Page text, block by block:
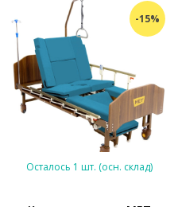
-15%
Осталось 1 шт. (осн. склад)